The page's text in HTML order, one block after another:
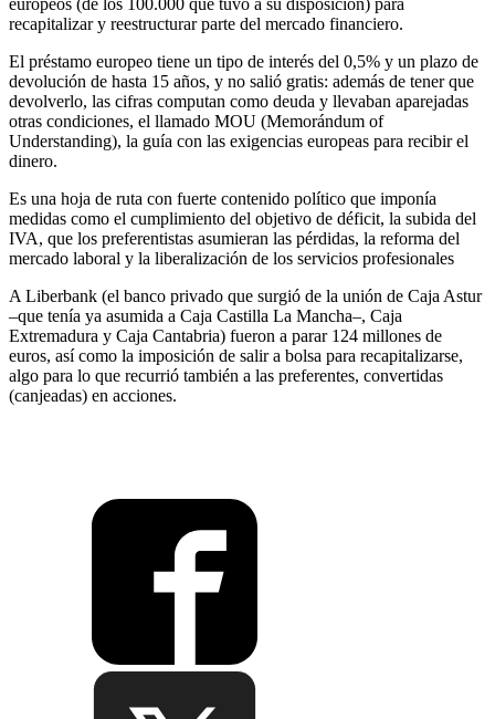
recapitalizar y reestructurar parte del mercado financiero.
El préstamo europeo tiene un tipo de interés del 0,5% y un plazo de
devolución de hasta 15 años, y no salió gratis: además de tener que
devolverlo, las cifras computan como deuda y llevaban aparejadas
otras condiciones, el llamado MOU (Memorándum of
Understanding), la guía con las exigencias europeas para recibir el
dinero.
Es una hoja de ruta con fuerte contenido político que imponía
medidas como el cumplimiento del objetivo de déficit, la subida del
IVA, que los preferentistas asumieran las pérdidas, la reforma del
mercado laboral y la liberalización de los servicios profesionales
A Liberbank (el banco privado que surgió de la unión de Caja Astur
–que tenía ya asumida a Caja Castilla La Mancha–, Caja
Extremadura y Caja Cantabria) fueron a parar 124 millones de
euros, así como la imposición de salir a bolsa para recapitalizarse,
algo para lo que recurrió también a las preferentes, convertidas
(canjeadas) en acciones.